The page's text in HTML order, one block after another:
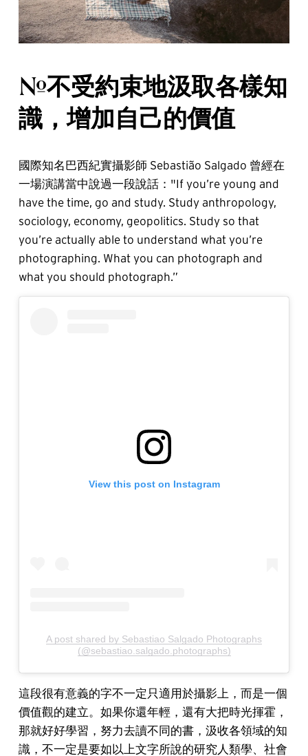
#不受約束地汲取各樣知
識，增加自己的價值
國際知名巴西紀實攝影師 Sebastião Salgado 曾經在
一場演講當中說過一段說話："If you’re young and
have the time, go and study. Study anthropology,
sociology, economy, geopolitics. Study so that
you’re actually able to understand what you’re
photographing. What you can photograph and
what you should photograph.”
View this post on Instagram
A post shared by Sebastiao Salgado Photographs
(@sebastiao.salgado.photographs)
這段很有意義的字不一定只適用於攝影上，而是一個
價值觀的建立。如果你還年輕，還有大把時光揮霍，
那就好好學習，努力去讀不同的書，汲收各領域的知
識，不一定是要如以上文字所說的研究人類學、社會